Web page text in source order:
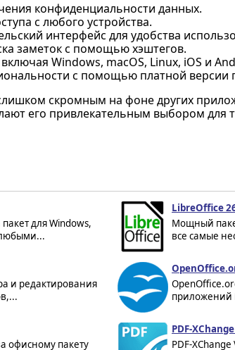
конфиденциальности данных.
с любого устройства.
интерфейс для удобства
заметок с помощью хэштегов.
Windows, macOS, Linux, iOS и
с помощью платной версии
скромным на фоне других
его привлекательным выбором для
для Windows,
LibreOffice
Мощный
все самые
и редактирования
приложений
офисному пакету
PDF-
PDF-